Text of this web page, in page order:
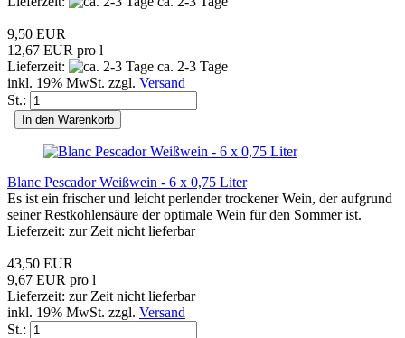
9,50 EUR
12,67 EUR pro l
Lieferzeit:
ca. 2-3 Tage
inkl. 19% MwSt. zzgl. Versand
St.:
In den Warenkorb
Blanc Pescador Weißwein - 6 x 0,75 Liter
Es ist ein frischer und leicht perlender trockener Wein, der aufgrund
seiner Restkohlensäure der optimale Wein für den Sommer ist.
Lieferzeit: zur Zeit nicht lieferbar
43,50 EUR
9,67 EUR pro l
Lieferzeit: zur Zeit nicht lieferbar
inkl. 19% MwSt. zzgl. Versand
St.: